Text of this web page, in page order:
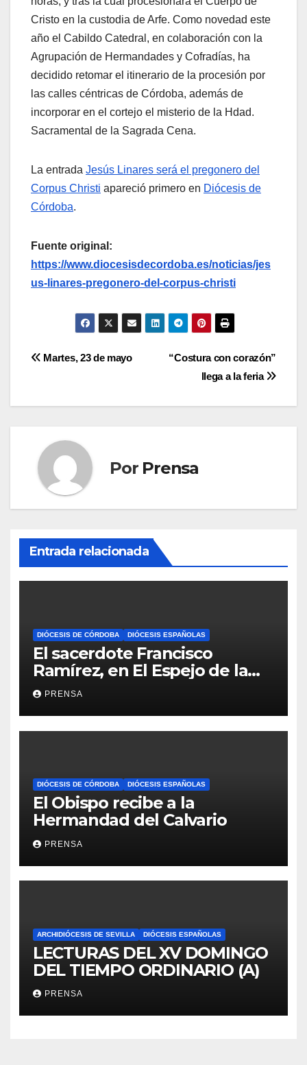
Cristo en la custodia de Arfe. Como novedad este
año el Cabildo Catedral, en colaboración con la
Agrupación de Hermandades y Cofradías, ha
decidido retomar el itinerario de la procesión por
las calles céntricas de Córdoba, además de
incorporar en el cortejo el misterio de la Hdad.
Sacramental de la Sagrada Cena.
La entrada Jesús Linares será el pregonero del
Corpus Christi apareció primero en Diócesis de
Córdoba.
Fuente original:
https://www.diocesisdecordoba.es/noticias/jes
us-linares-pregonero-del-corpus-christi
Navegación
“Costura con corazón”
llega a la feria
Martes, 23 de mayo
Por Prensa
Entrada relacionada
DIÓCESIS DE CÓRDOBA DIÓCESIS ESPAÑOLAS
El sacerdote Francisco
Ramírez, en El Espejo de la
Iglesia
PRENSA
DIÓCESIS DE CÓRDOBA DIÓCESIS ESPAÑOLAS
El Obispo recibe a la
Hermandad del Calvario
PRENSA
ARCHIDIÓCESIS DE SEVILLA DIÓCESIS ESPAÑOLAS
LECTURAS DEL XV DOMINGO
DEL TIEMPO ORDINARIO (A)
PRENSA